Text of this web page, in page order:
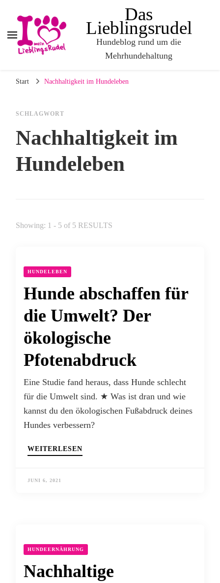
Das
Lieblingsrudel
Hundeblog rund um die
Mehrhundehaltung
Start Nachhaltigkeit im Hundeleben
SCHLAGWORT
Nachhaltigkeit im
Hundeleben
Showing: 1 - 5 of 5 RESULTS
HUNDELEBEN
Hunde abschaffen für
die Umwelt? Der
ökologische
Pfotenabdruck
Eine Studie fand heraus, dass Hunde schlecht
für die Umwelt sind. ★ Was ist dran und wie
kannst du den ökologischen Fußabdruck deines
Hundes verbessern?
WEITERLESEN
JUNI 6, 2021
HUNDEERNÄHRUNG
Nachhaltige